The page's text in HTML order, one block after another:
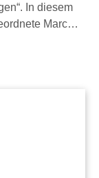
In diesem
Marc…